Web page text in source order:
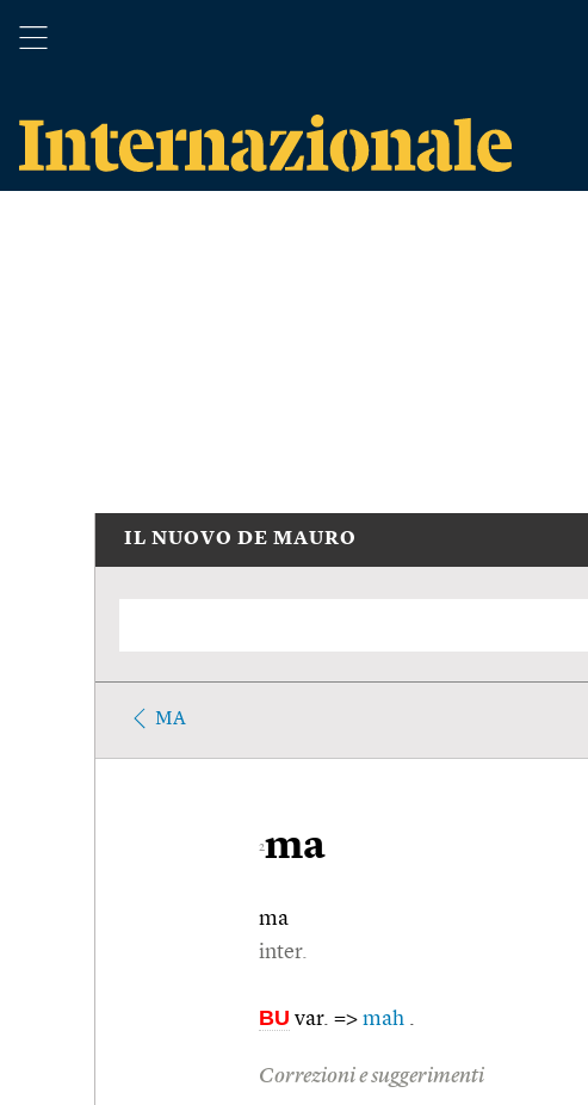
IL NUOVO DE MAURO
MA
2ma
ma
inter.
BU var. => mah .
Correzioni e suggerimenti